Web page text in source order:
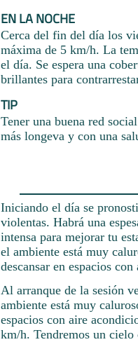
EN LA NOCHE
Cerca del fin del día los
máxima de 5 km/h. La
el día. Se espera una
brillantes para
TIP
Tener una buena red
más longeva y con una
Iniciando el día se
violentas. Habrá una
intensa para mejorar tu
el ambiente está muy
descansar en espacios
Al arranque de la sesión
ambiente está muy
espacios con aire
km/h. Tendremos un cielo